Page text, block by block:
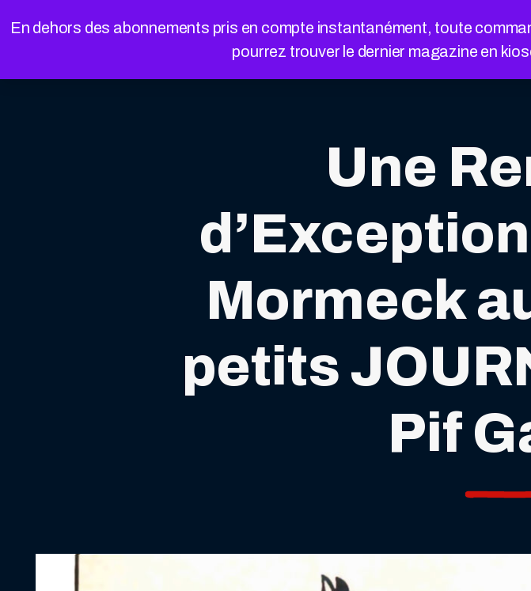
En dehors des abonnements pris en compte instantanément, toute
pourrez trouver le dernier magazine en
Une
Mormeck
petits
Pif